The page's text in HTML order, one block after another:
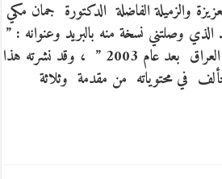
والزميلة الفاضلة الدكتورة جمان مكي
وصلتني نسخة منه بالبريد وعنوانه : ”
عصر الظلمات : التعليم في العراق بعد عام 2003 ” ، وقد نشرته هذا
يتألف في محتوياته من مقدمة وثلاثة